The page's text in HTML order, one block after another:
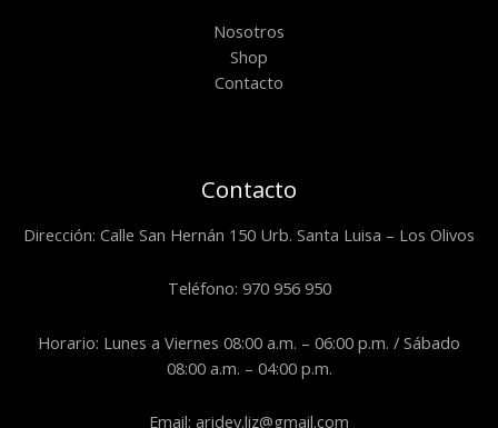
Nosotros
Shop
Contacto
Contacto
Dirección: Calle San Hernán 150 Urb. Santa Luisa – Los Olivos
Teléfono: 970 956 950
Horario: Lunes a Viernes 08:00 a.m. – 06:00 p.m. / Sábado
08:00 a.m. – 04:00 p.m.
Email: aridey.liz@gmail.com